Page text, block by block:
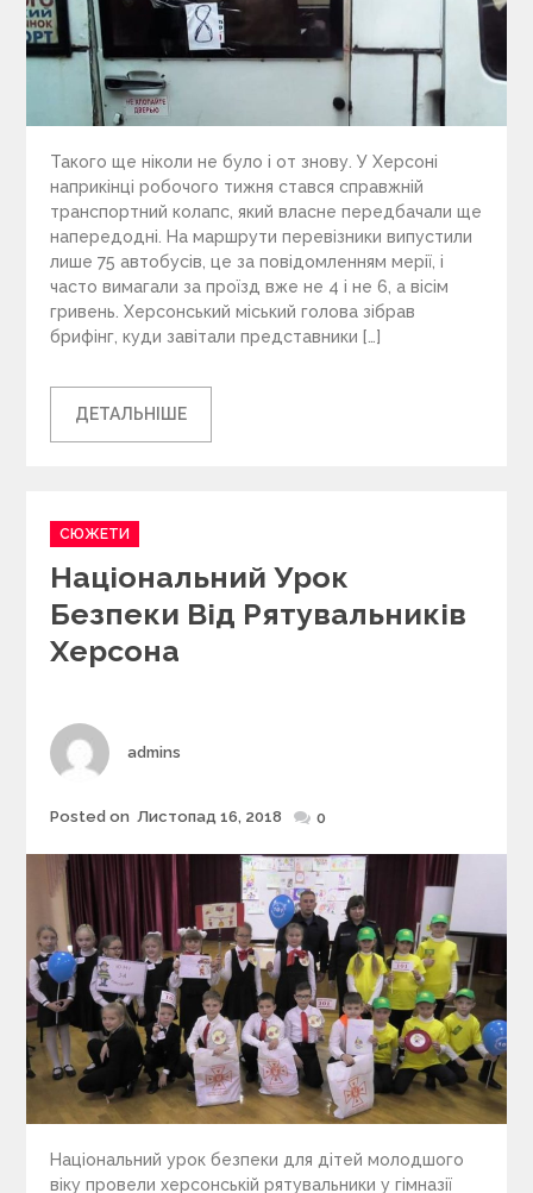
Такого ще ніколи не було і от знову. У Херсоні
наприкінці робочого тижня стався справжній
транспортний колапс, який власне передбачали ще
напередодні. На маршрути перевізники випустили
лише 75 автобусів, це за повідомленням мерії, і
часто вимагали за проїзд вже не 4 і не 6, а вісім
гривень. Херсонський міський голова зібрав
брифінг, куди завітали представники […]
ДЕТАЛЬНІШЕ
C
a
e
g
o
e
s
СЮЖЕТИ
Національний Урок
Безпеки Від Рятувальників
Херсона
Author
admins
Posted
Posted on Листопад 16, 2018 0
Національний урок безпеки для дітей молодшого
віку провели херсонській рятувальники у гімназії